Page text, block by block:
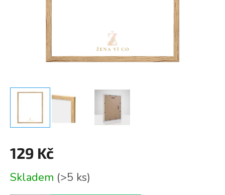
129 Kč
cena:
Skladem (>5 ks)